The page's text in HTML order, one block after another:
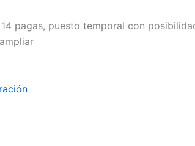
pagas, puesto temporal con